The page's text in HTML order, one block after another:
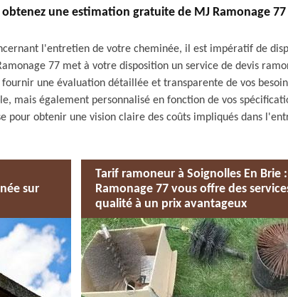
obtenez une estimation gratuite de MJ Ramonage
l'entretien de votre cheminée, il est impératif de
77 met à votre disposition un service de devis
une évaluation détaillée et transparente de vos
mais également personnalisé en fonction de vos
pour obtenir une vision claire des coûts impliqués dans
sur
Tarif ramoneur à Soignolles En Brie
Ramonage 77 vous offre des
qualité à un prix avantageux